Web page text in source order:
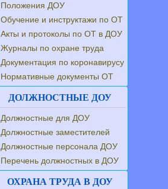
Положения ДОУ
Обучение и инструктажи по ОТ
Акты и протоколы по ОТ в ДОУ
Журналы по охране труда
Документация по коронавирусу
Нормативные документы ОТ
ДОЛЖНОСТНЫЕ ДОУ
Должностные для ДОУ
Должностные заместителей
Должностные персонала ДОУ
Перечень должностных в ДОУ
ОХРАНА ТРУДА В ДОУ